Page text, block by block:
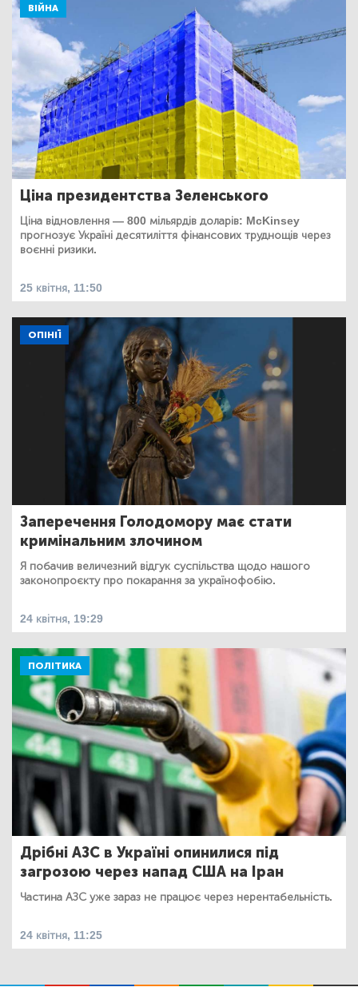
ВІЙНА
Ціна президентства Зеленського
Ціна відновлення — 800 мільярдів доларів: McKinsey
прогнозує Україні десятиліття фінансових труднощів через
воєнні ризики.
25 квітня, 11:50
ОПІНІЇ
Заперечення Голодомору має стати
кримінальним злочином
Я побачив величезний відгук суспільства щодо нашого
законопроєкту про покарання за українофобію.
24 квітня, 19:29
ПОЛІТИКА
Дрібні АЗС в Україні опинилися під
загрозою через напад США на Іран
Частина АЗС уже зараз не працює через нерентабельність.
24 квітня, 11:25